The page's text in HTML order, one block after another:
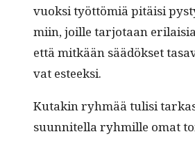
vuok­si työt­tömiä pitäisi
mi­in, joille tar­jo­taan
että mitkään säädök­set
vat esteeksi.
Kutakin ryh­mää tulisi
suun­nitel­la ryh­mille omat